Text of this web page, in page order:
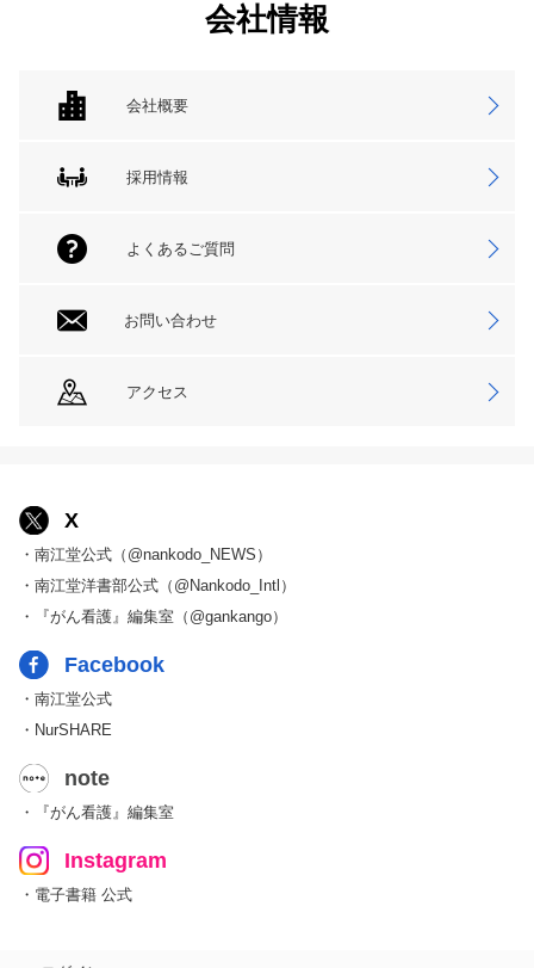
会社情報
会社概要
採用情報
よくあるご質問
お問い合わせ
アクセス
X
・南江堂公式（@nankodo_NEWS）
・南江堂洋書部公式（@Nankodo_Intl）
・『がん看護』編集室（@gankango）
Facebook
・南江堂公式
・NurSHARE
note
・『がん看護』編集室
Instagram
・電子書籍 公式